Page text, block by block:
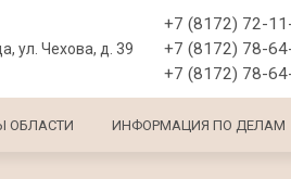
ул. Чехова, д. 39
+7 (8172) 72-
+7 (8172) 78-
+7 (8172) 78-
ОБЛАСТИ ИНФОРМАЦИЯ ПО ДЕЛАМ